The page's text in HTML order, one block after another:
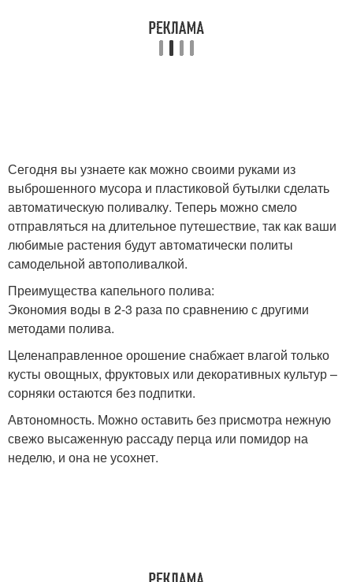
Сегодня вы узнаете как можно своими руками из
выброшенного мусора и пластиковой бутылки сделать
автоматическую поливалку. Теперь можно смело
отправляться на длительное путешествие, так как ваши
любимые растения будут автоматически политы
самодельной автополивалкой.
Преимущества капельного полива:
Экономия воды в 2-3 раза по сравнению с другими
методами полива.
Целенаправленное орошение снабжает влагой только
кусты овощных, фруктовых или декоративных культур –
сорняки остаются без подпитки.
Автономность. Можно оставить без присмотра нежную
свежо высаженную рассаду перца или помидор на
неделю, и она не усохнет.